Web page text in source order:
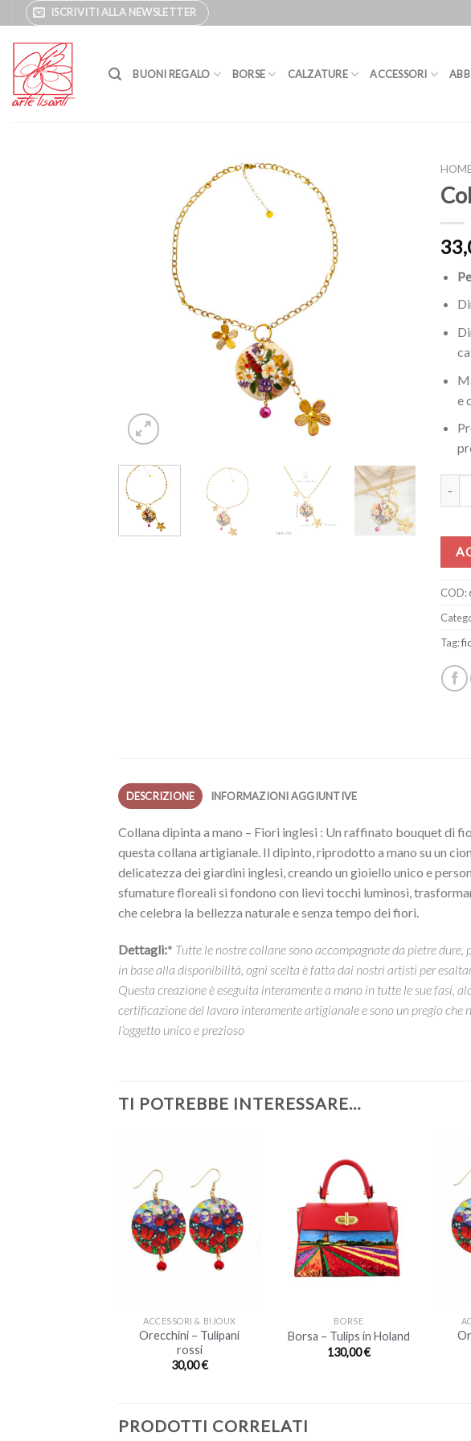
Salta
ai
contenuti
ISCRIVITI ALLA NEWSLETTER
BUONI REGALO BORSE CALZATURE ACCESSORI
e
COD:
Tag:
DESCRIZIONE INFORMAZIONI AGGIUNTIVE
Collana dipinta a mano – Fiori inglesi : Un raffinato bouquet di
questa collana artigianale. Il dipinto, riprodotto a mano su un
delicatezza dei giardini inglesi, creando un gioiello unico e
sfumature floreali si fondono con lievi tocchi luminosi,
che celebra la bellezza naturale e senza tempo dei fiori.
Dettagli:* Tutte le nostre collane sono accompagnate da pietre
in base alla disponibilità, ogni scelta è fatta dai nostri artisti per
Questa creazione è eseguita interamente a mano in tutte le sue fasi,
certificazione del lavoro interamente artigianale e sono un pregio
l’oggetto unico e prezioso
TI POTREBBE INTERESSARE…
ACCESSORI & BIJOUX
Orecchini – Tulipani
rossi
30,00€
BORSE
Borsa – Tulips in Holand
130,00€
PRODOTTI CORRELATI